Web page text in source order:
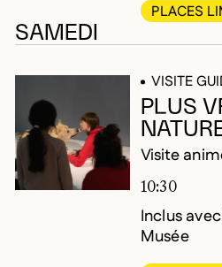
PLACES
SAMEDI
VISITE
PLUS
Visite
10:30
Inclus
Musée